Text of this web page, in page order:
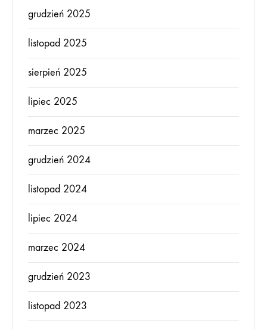
grudzień 2025
listopad 2025
sierpień 2025
lipiec 2025
marzec 2025
grudzień 2024
listopad 2024
lipiec 2024
marzec 2024
grudzień 2023
listopad 2023